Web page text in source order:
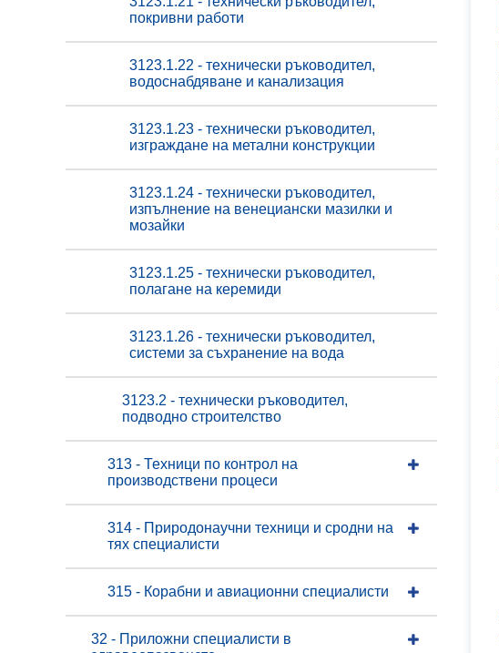
покривни работи
3123.1.22 - технически ръководител,
водоснабдяване и канализация
3123.1.23 - технически ръководител,
изграждане на метални конструкции
3123.1.24 - технически ръководител,
изпълнение на венециански мазилки и
мозайки
3123.1.25 - технически ръководител,
полагане на керемиди
3123.1.26 - технически ръководител,
системи за съхранение на вода
3123.2 - технически ръководител,
подводно строителство
313 - Техници по контрол на
производствени процеси
314 - Природонаучни техници и сродни на
тях специалисти
315 - Корабни и авиационни специалисти
32 - Приложни специалисти в